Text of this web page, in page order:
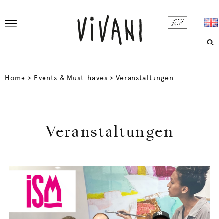
Home > Events & Must-haves > Veranstaltungen
Veranstaltungen